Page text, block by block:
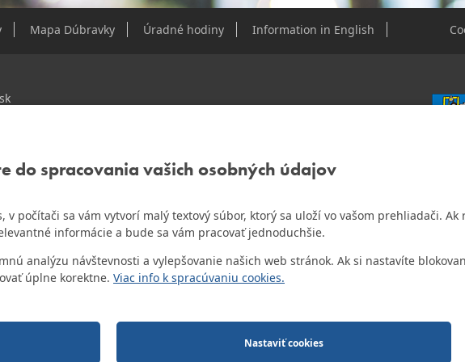
do spracovania vašich osobných údajov
v počítači sa vám vytvorí malý textový súbor, ktorý sa uloží vo vašom prehliadači.
informácie a bude sa vám pracovať jednoduchšie.
analýzu návštevnosti a vylepšovanie našich web stránok. Ak si nastavíte
úplne korektne. Viac info k spracúvaniu cookies.
Mapa Dúbravky Úradné hodiny Information in English
ZlatyErb.sk
o najlepšiu internetovú stránku samospráv za
IČ
Číslo